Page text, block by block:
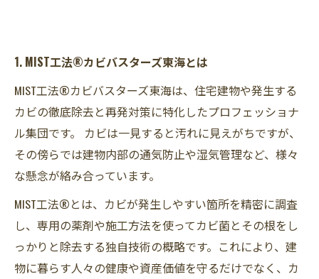
1. MIST工法®カビバスターズ東海とは
MIST工法®カビバスターズ東海は、住宅建物や発生する
カビの徹底除去と再発対策に特化したプロフェッショナ
ル集団です。 カビは一見すると汚れに見えがちですが、
その傍らでは建物内部の通気防止や湿気管理など、様々
な懸念が絡み合っています。
MIST工法®とは、カビが発生しやすい箇所を精密に調査
し、専用の薬剤や施工方法を使ってカビ菌とその根をし
っかりと除去する独自技術の概略です。これにより、建
物に暮らす人々の健康や資産価値を守るだけでなく、カ